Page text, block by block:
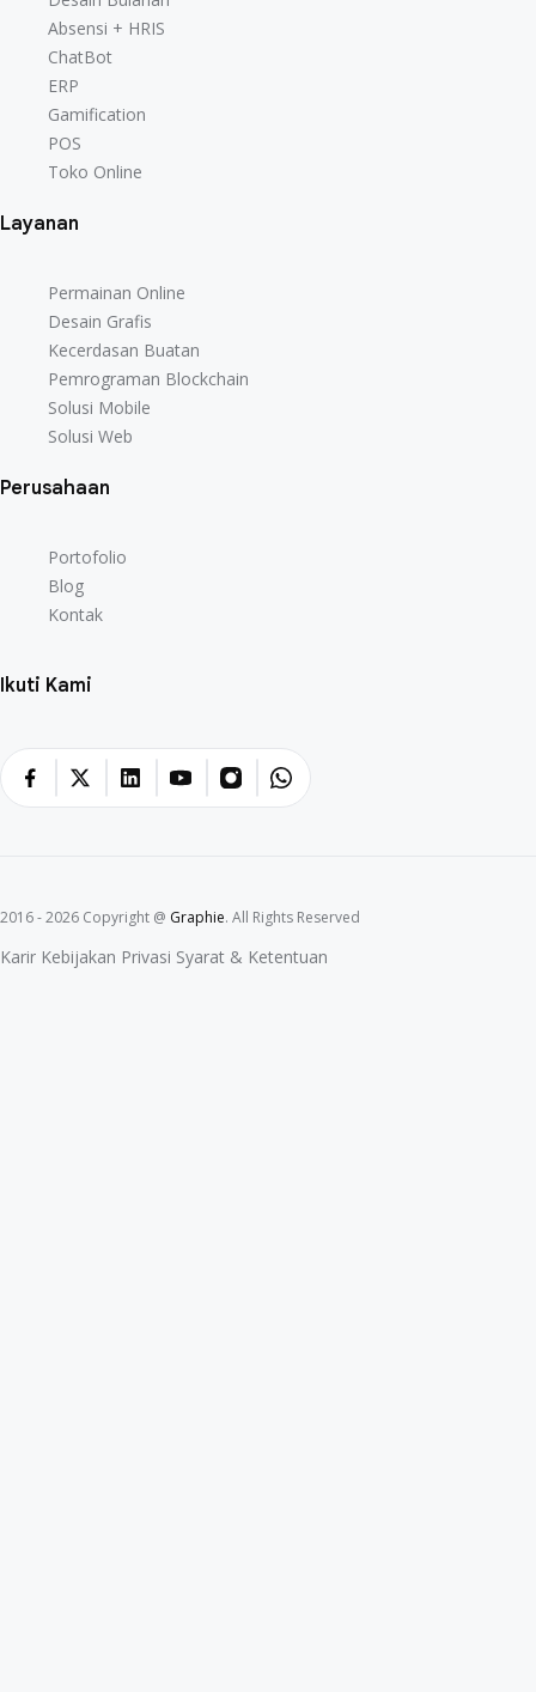
Desain Bulanan
Absensi + HRIS
Absensi + HRIS
ChatBot
ChatBot
ERP
ERP
Gamification
Gamification
POS
POS
Toko Online
Layanan
Permainan Online
Permainan Online
Desain Grafis
Desain Grafis
Kecerdasan Buatan
Kecerdasan Buatan
Pemrograman Blockchain
Pemrograman Blockchain
Solusi Mobile
Solusi Mobile
Solusi Web
Perusahaan
Portofolio
Portofolio
Blog
Blog
Kontak
Ikuti Kami
2016 - 2026 Copyright @ Graphie. All Rights Reserved
Karir Kebijakan Privasi Syarat & Ketentuan